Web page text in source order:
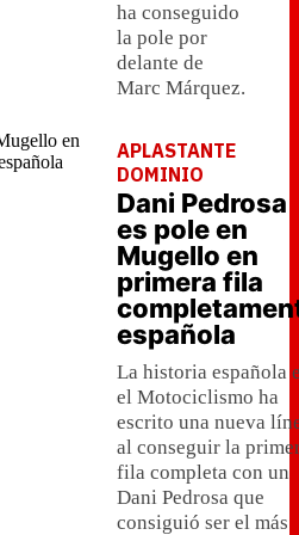
ha conseguido
la pole por
delante de
Marc Márquez.
APLASTANTE
DOMINIO
Dani Pedrosa
es pole en
Mugello en
primera fila
española
La historia española
el Motociclismo ha
escrito una nueva
al conseguir la
fila completa con un
Dani Pedrosa que
consiguió ser el más